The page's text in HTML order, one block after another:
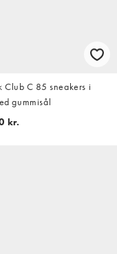
Club C 85 sneakers i
gummisål
kr.